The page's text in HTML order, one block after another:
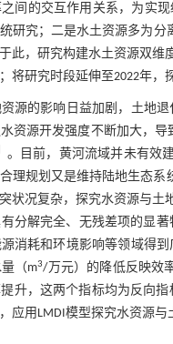
间的交互作用关系，为实
研究；二是水土资源多为
此，研究构建水土资源双
将研究时段延伸至2022年，
源的影响日益加剧，土地
资源开发强度不断加大，
。目前，黄河流域并未有效
理规划又是维持陆地生态
状况复杂，探究水资源与
分解完全、无残差项的显
消耗和环境影响等领域得
（m3/万元）的降低反映效
升，这两个指标均为反向
应用LMDI模型探究水资源